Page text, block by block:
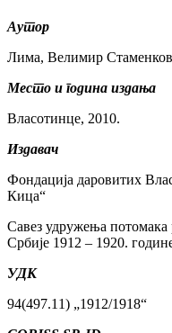
Аутор
Лима, Велимир
Место и година издања
Власотинце, 2010.
Издавач
Фондација даровитих
Кица“
Савез удружења потомака
Србије 1912 – 1920.
УДК
94(497.11) „1912/1918“